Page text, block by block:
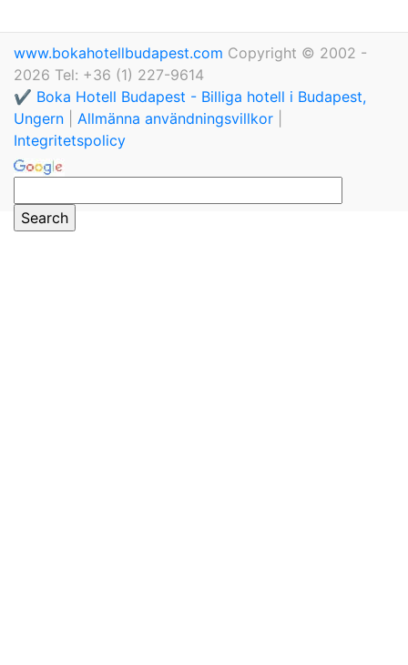
www.bokahotellbudapest.com Copyright © 2002 -
2026 Tel: +36 (1) 227-9614
✔️ Boka Hotell Budapest - Billiga hotell i Budapest,
Ungern
Allmänna användningsvillkor
Integritetspolicy